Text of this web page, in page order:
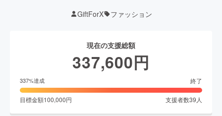
GiftForX ファッション
現在の支援総額
337,600円
337%達成 終了
目標金額100,000円 支援者数39 人